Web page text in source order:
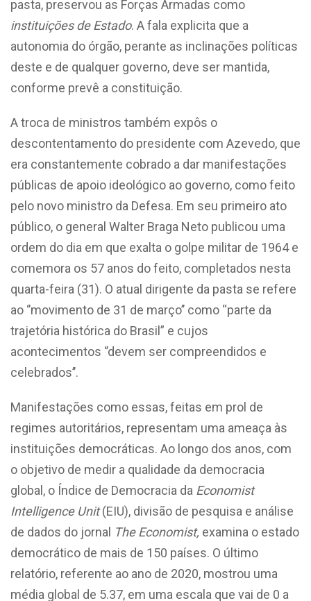
pasta, preservou as Forças Armadas como
instituições de Estado. A fala explicita que a
autonomia do órgão, perante as inclinações políticas
deste e de qualquer governo, deve ser mantida,
conforme prevê a constituição.
A troca de ministros também expôs o
descontentamento do presidente com Azevedo, que
era constantemente cobrado a dar manifestações
públicas de apoio ideológico ao governo, como feito
pelo novo ministro da Defesa. Em seu primeiro ato
público, o general Walter Braga Neto publicou uma
ordem do dia em que exalta o golpe militar de 1964 e
comemora os 57 anos do feito, completados nesta
quarta-feira (31). O atual dirigente da pasta se refere
ao ‘’movimento de 31 de março’’ como “parte da
trajetória histórica do Brasil” e cujos
acontecimentos ‘’devem ser compreendidos e
celebrados’’.
Manifestações como essas, feitas em prol de
regimes autoritários, representam uma ameaça às
instituições democráticas. Ao longo dos anos, com
o objetivo de medir a qualidade da democracia
global, o Índice de Democracia da Economist
Intelligence Unit(EIU), divisão de pesquisa e análise
de dados do jornal The Economist, examina o estado
democrático de mais de 150 países. O último
relatório, referente ao ano de 2020, mostrou uma
média global de 5.37, em uma escala que vai de 0 a